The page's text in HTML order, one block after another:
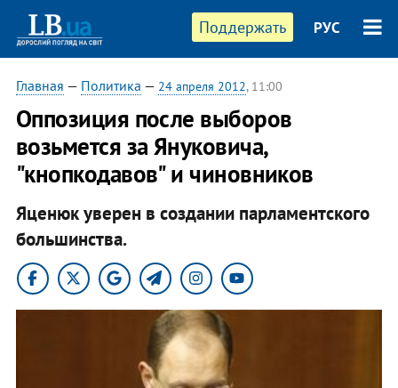
Поддержать РУС
Главная — Политика — 24 апреля 2012, 11:00
Оппозиция после выборов
возьмется за Януковича,
"кнопкодавов" и чиновников
Яценюк уверен в создании парламентского
большинства.